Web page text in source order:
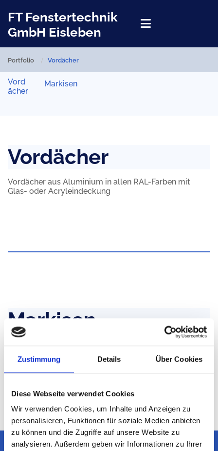
Zustimmung Details Über Cookies
Diese Webseite verwendet Cookies
Wir verwenden Cookies, um Inhalte und Anzeigen zu
personalisieren, Funktionen für soziale Medien anbieten
zu können und die Zugriffe auf unsere Website zu
analysieren. Außerdem geben wir Informationen zu Ihrer
FT Fenstertechnik
GmbH Eisleben
Portfolio / Vordächer
Vord
ächer
Markisen
Vordächer
Vordächer aus Aluminium in allen RAL-Farben mit
Glas- oder Acryleindeckung
Markisen
Markisen für Terrassen und Balkone,
Offene oder geschlossene Kästen für Wand-, Decken-
und Dachsparrenmontage, mit eine Vielzahl von Acryl-
oder Polyesterstoffen.